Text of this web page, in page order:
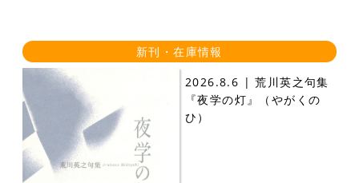
新刊・在庫情報
2026.8.6 | 荒川英之句集
『夜学の灯』（やがくの
ひ）